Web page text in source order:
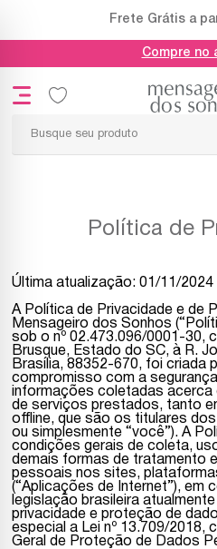
Frete Grátis a
Compre no
Política de
Última atualização: 01/11/2024
A Política de Privacidade e de
Mensageiro dos Sonhos
sob o nº 02.473.096/0001-30,
Brusque, Estado do SC, à R.
Brasília, 88352-670, foi criada
compromisso com a
informações coletadas
de serviços prestados, tanto
offline, que são os titulares
ou simplesmente “você”). A
condições gerais de coleta,
demais formas de tratamento
pessoais nos sites,
(“Aplicações de Internet”), em
legislação brasileira
privacidade e proteção de
especial a Lei nº 13.709/2018,
Geral de Proteção de Dados